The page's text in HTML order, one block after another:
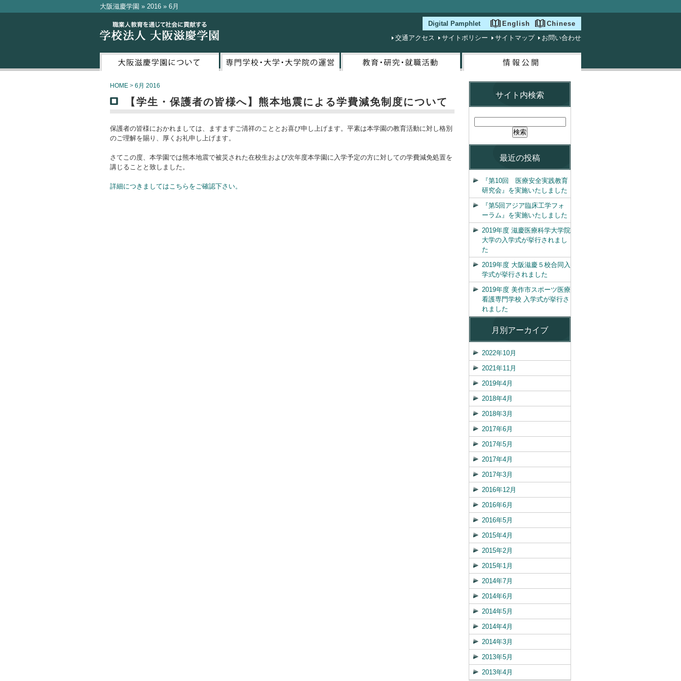
大阪滋慶学園 » 2016 » 6月
Digital Pamphlet English
Chinese
交通アクセス
サイトポリシー サイトマップ お問い合わせ
HOME > 6月 2016
【学生・保護者の皆様へ】熊本地震による学費減免制度について
保護者の皆様におかれましては、ますますご清祥のこととお喜び申し上げます。平素は本学園の教育活動に対し格別
のご理解を賜り、厚くお礼申し上げます。
さてこの度、本学園では熊本地震で被災された在校生および次年度本学園に入学予定の方に対しての学費減免処置を
講じることと致しました。
詳細につきましてはこちらをご確認下さい。
サイト内検索
最近の投稿
『第10回 医療安全実践教育
研究会』を実施いたしました
『第5回アジア臨床工学フォ
ーラム』を実施いたしました
2019年度 滋慶医療科学大学院
大学の入学式が挙行されまし
た
2019年度 大阪滋慶５校合同入
学式が挙行されました
2019年度 美作市スポーツ医療
看護専門学校 入学式が挙行さ
れました
月別アーカイブ
2022年10月
2021年11月
2019年4月
2018年4月
2018年3月
2017年6月
2017年5月
2017年4月
2017年3月
2016年12月
2016年6月
2016年5月
2015年4月
2015年2月
2015年1月
2014年7月
2014年6月
2014年5月
2014年4月
2014年3月
2013年5月
2013年4月